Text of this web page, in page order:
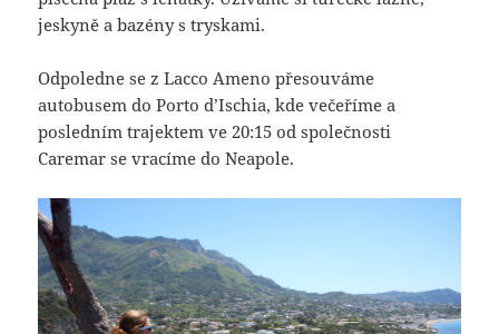
jeskyně a bazény s tryskami.
Odpoledne se z Lacco Ameno přesouváme
autobusem do Porto d’Ischia, kde večeříme a
posledním trajektem ve 20:15 od společnosti
Caremar se vracíme do Neapole.